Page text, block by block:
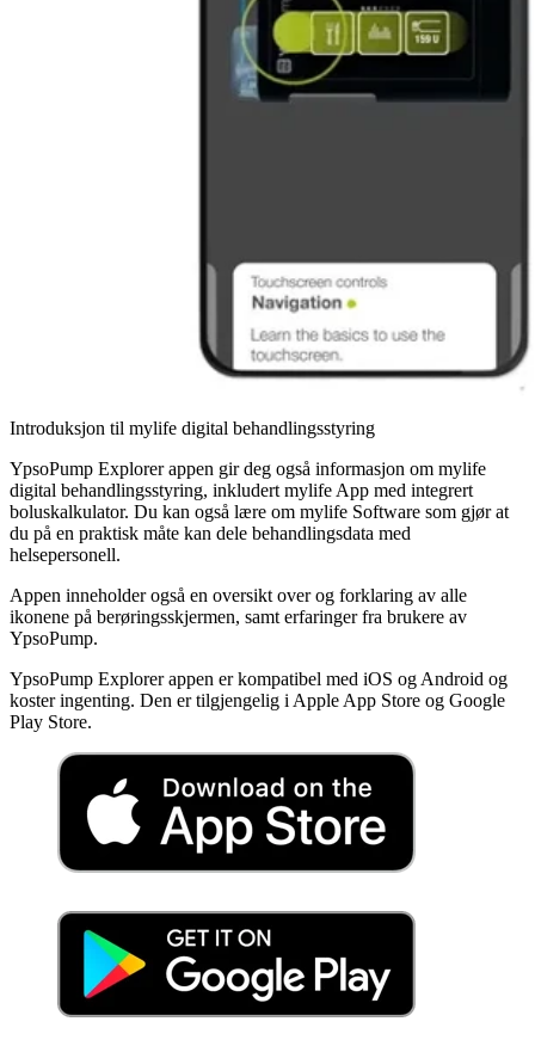
Introduksjon til mylife digital behandlingsstyring
YpsoPump Explorer appen gir deg også informasjon om mylife
digital behandlingsstyring, inkludert mylife App med integrert
boluskalkulator. Du kan også lære om mylife Software som gjør at
du på en praktisk måte kan dele behandlingsdata med
helsepersonell.
Appen inneholder også en oversikt over og forklaring av alle
ikonene på berøringsskjermen, samt erfaringer fra brukere av
YpsoPump.
YpsoPump Explorer appen er kompatibel med iOS og Android og
koster ingenting. Den er tilgjengelig i Apple App Store og Google
Play Store.